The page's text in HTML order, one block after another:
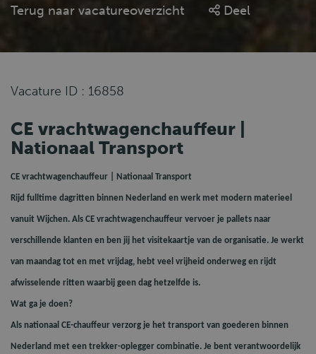
Terug naar vacatureoverzicht Deel
Vacature ID : 16858
CE vrachtwagenchauffeur |
Nationaal Transport
CE vrachtwagenchauffeur | Nationaal Transport
Rijd fulltime dagritten binnen Nederland en werk met modern materieel
vanuit Wijchen. Als CE vrachtwagenchauffeur vervoer je pallets naar
verschillende klanten en ben jij het visitekaartje van de organisatie. Je werkt
van maandag tot en met vrijdag, hebt veel vrijheid onderweg en rijdt
afwisselende ritten waarbij geen dag hetzelfde is.
Wat ga je doen?
Als nationaal CE-chauffeur verzorg je het transport van goederen binnen
Nederland met een trekker-oplegger combinatie. Je bent verantwoordelijk